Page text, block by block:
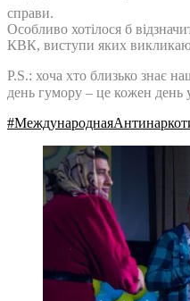
справи.
Особливо хотілося б
КВК, виступи яких
P.S.: хоча хто близько знає
день гумору – це кожен день
#